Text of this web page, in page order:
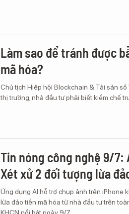
Làm sao để tránh được
mã hóa?
Chủ tịch Hiệp hội Blockchain & Tài sản
thị trường, nhà đầu tư phải biết kiềm chế
Tin nóng công nghệ 9/7:
Xét xử 2 đối tượng lừa
Ứng dụng AI hỗ trợ chụp ảnh trên iPhone
lừa đảo tiền mã hóa từ nhà đầu tư trên